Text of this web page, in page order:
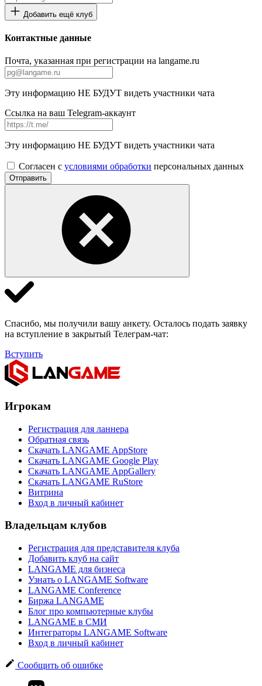
Добавить ещё клуб
Контактные данные
Почта, указанная при регистрации на langame.ru
Эту информацию НЕ БУДУТ видеть участники чата
Ссылка на ваш Telegram-аккаунт
Эту информацию НЕ БУДУТ видеть участники чата
Согласен с условиями обработки персональных данных
Отправить
Спасибо, мы получили вашу анкету. Осталось подать заявку
на вступление в закрытый Телеграм-чат:
Вступить
Игрокам
Регистрация для ланнера
Обратная связь
Скачать LANGAME AppStore
Скачать LANGAME Google Play
Скачать LANGAME AppGallery
Скачать LANGAME RuStore
Витрина
Вход в личный кабинет
Владельцам клубов
Регистрация для представителя клуба
Добавить клуб на сайт
LANGAME для бизнеса
Узнать о LANGAME Software
LANGAME Conference
Биржа LANGAME
Блог про компьютерные клубы
LANGAME в СМИ
Интеграторы LANGAME Software
Вход в личный кабинет
Сообщить об ошибке